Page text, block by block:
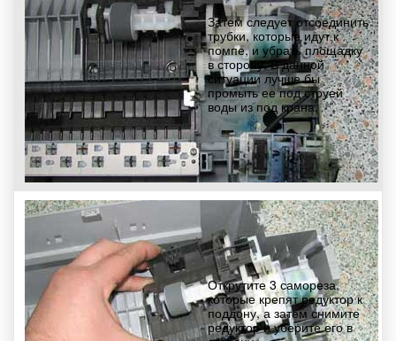
Затем следует отсоединить
трубки, которые идут к
помпе, и убрать площадку
в сторону. В данной
ситуации лучше бы
промыть ее под струей
воды из под крана.
Открутите 3 самореза,
которые крепят редуктор к
поддону, а затем снимите
редуктор и уберите его в